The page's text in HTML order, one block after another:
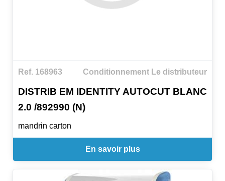
Ref. 168963 Conditionnement Le distributeur
DISTRIB EM IDENTITY AUTOCUT BLANC
2.0 /892990 (N)
mandrin carton
En savoir plus